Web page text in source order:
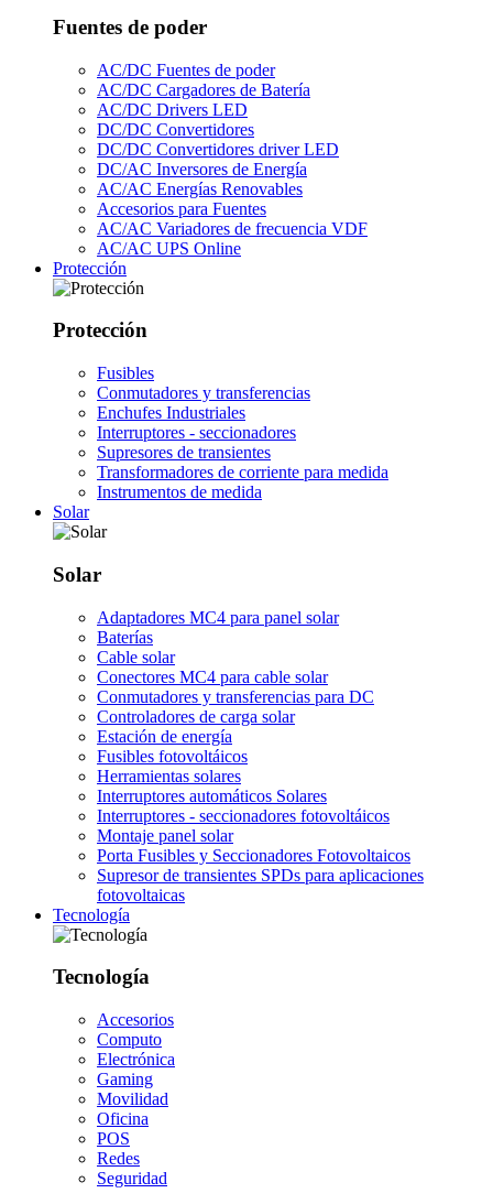
Fuentes de poder
AC/DC Fuentes de poder
AC/DC Cargadores de Batería
AC/DC Drivers LED
DC/DC Convertidores
DC/DC Convertidores driver LED
DC/AC Inversores de Energía
AC/AC Energías Renovables
Accesorios para Fuentes
AC/AC Variadores de frecuencia VDF
AC/AC UPS Online
Protección
Protección
Fusibles
Conmutadores y transferencias
Enchufes Industriales
Interruptores - seccionadores
Supresores de transientes
Transformadores de corriente para medida
Instrumentos de medida
Solar
Solar
Adaptadores MC4 para panel solar
Baterías
Cable solar
Conectores MC4 para cable solar
Conmutadores y transferencias para DC
Controladores de carga solar
Estación de energía
Fusibles fotovoltáicos
Herramientas solares
Interruptores automáticos Solares
Interruptores - seccionadores fotovoltáicos
Montaje panel solar
Porta Fusibles y Seccionadores Fotovoltaicos
Supresor de transientes SPDs para aplicaciones
fotovoltaicas
Tecnología
Tecnología
Accesorios
Computo
Electrónica
Gaming
Movilidad
Oficina
POS
Redes
Seguridad